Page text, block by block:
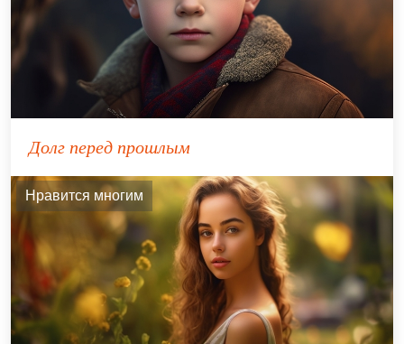
Долг перед прошлым
Нравится многим